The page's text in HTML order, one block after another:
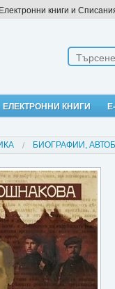
книги и
ЕЛЕКТРОННИ КНИГИ
БИОГРАФИИ,